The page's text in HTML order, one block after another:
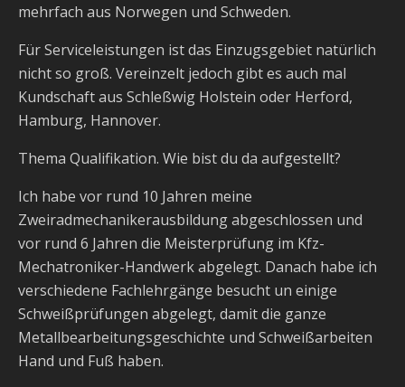
mehrfach aus Norwegen und Schweden.
Für Serviceleistungen ist das Einzugsgebiet natürlich
nicht so groß. Vereinzelt jedoch gibt es auch mal
Kundschaft aus Schleßwig Holstein oder Herford,
Hamburg, Hannover.
Thema Qualifikation. Wie bist du da aufgestellt?
Ich habe vor rund 10 Jahren meine
Zweiradmechanikerausbildung abgeschlossen und
vor rund 6 Jahren die Meisterprüfung im Kfz-
Mechatroniker-Handwerk abgelegt. Danach habe ich
verschiedene Fachlehrgänge besucht un einige
Schweißprüfungen abgelegt, damit die ganze
Metallbearbeitungsgeschichte und Schweißarbeiten
Hand und Fuß haben.